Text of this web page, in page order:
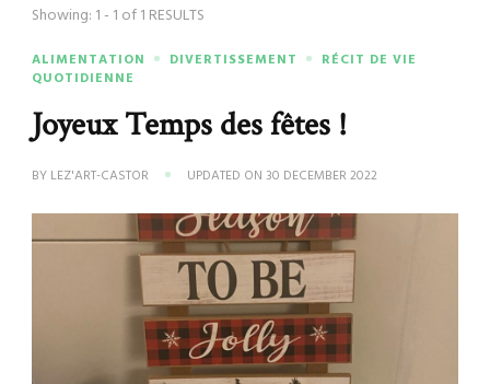
Showing: 1 - 1 of 1 RESULTS
ALIMENTATION DIVERTISSEMENT
RÉCIT DE VIE
QUOTIDIENNE
Joyeux Temps des fêtes !
BY LEZ'ART-CASTOR UPDATED ON 30 DECEMBER 2022